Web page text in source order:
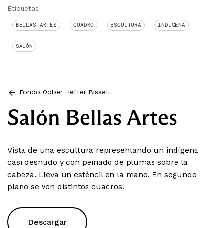
Etiquetas
BELLAS ARTES CUADRO ESCULTURA INDÍGENA
SALÓN
Fondo Odber Heffer Bissett
Salón Bellas Artes
Vista de una escultura representando un indígena
casi desnudo y con peinado de plumas sobre la
cabeza. Lleva un esténcil en la mano. En segundo
plano se ven distintos cuadros.
Descargar